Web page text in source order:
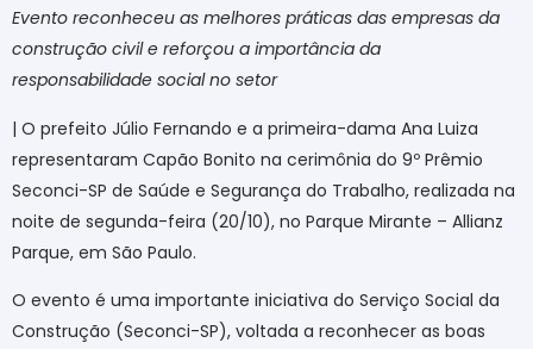
Evento reconheceu as melhores práticas das empresas da
construção civil e reforçou a importância da
responsabilidade social no setor
| O prefeito Júlio Fernando e a primeira-dama Ana Luiza
representaram Capão Bonito na cerimônia do 9º Prêmio
Seconci-SP de Saúde e Segurança do Trabalho, realizada na
noite de segunda-feira (20/10), no Parque Mirante – Allianz
Parque, em São Paulo.
O evento é uma importante iniciativa do Serviço Social da
Construção (Seconci-SP), voltada a reconhecer as boas